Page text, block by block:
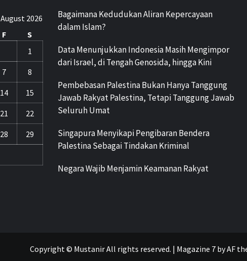
August 2026
F
S
1
7 8
14 15
21 22
28 29
Bagaimana Kedudukan Aliran Kepercayaan
dalam Islam?
Data Menunjukkan Indonesia Masih Mengimpor
dari Israel, di Tengah Genosida, hingga Kini
Pembebasan Palestina Bukan Hanya Tanggung
Jawab Rakyat Palestina, Tetapi Tanggung Jawab
Seluruh Umat
Singapura Menyikapi Pengibaran Bendera
Palestina Sebagai Tindakan Kriminal
Negara Wajib Menjamin Keamanan Rakyat
Copyright © Mustanir All rights reserved. | Magazine 7by AF